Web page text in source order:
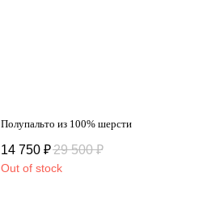
Полупальто из 100% шерсти
14 750 ₽29 500 ₽
Out of stock